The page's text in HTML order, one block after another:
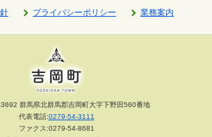
プライバシーポリシー 業務案内
群馬県北群馬郡吉岡町大字下野田560番地
代表電話:0279-54-3111
ファクス:0279-54-8681